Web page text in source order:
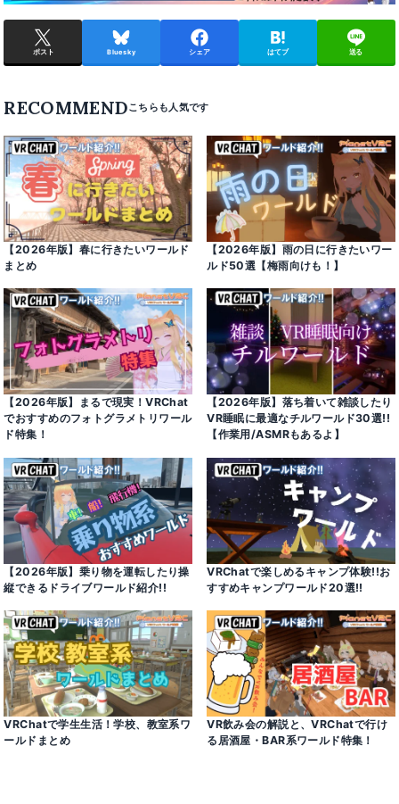
ポスト Bluesky シェア はてブ 送る
RECOMMEND
【2026年版】春に行きたいワールド
まとめ
【2026年版】雨の日に行きたいワー
ルド50選【梅雨向けも！】
【2026年版】まるで現実！VRChat
でおすすめのフォトグラメトリワール
ド特集！
【2026年版】落ち着いて雑談したり
VR睡眠に最適なチルワールド30選!!
【作業用/ASMRもあるよ】
【2026年版】乗り物を運転したり操
縦できるドライブワールド紹介!!
VRChatで楽しめるキャンプ体験!!お
すすめキャンプワールド20選!!
VRChatで学生生活！学校、教室系ワ
ールドまとめ
VR飲み会の解説と、VRChatで行け
る居酒屋・BAR系ワールド特集！